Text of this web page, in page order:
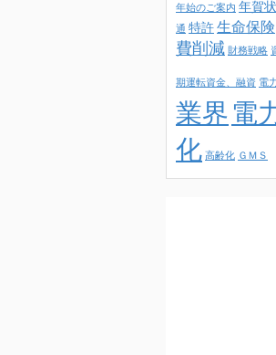
年始のご案内 年賀状
通 特許生命保険
費削減 財務戦略
期運転資金、融資 電
業界 電
化 高齢化 ＧＭＳ